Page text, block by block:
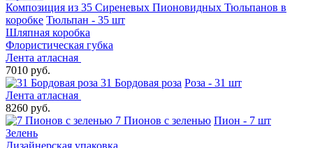
Композиция из 35 Сиреневых Пионовидных Тюльпанов в
коробке Тюльпан - 35 шт
Шляпная коробка
Флористическая губка
Лента атласная
7010 руб.
31 Бордовая роза Роза - 31 шт
Лента атласная
8260 руб.
7 Пионов с зеленью Пион - 7 шт
Зелень
Дизайнерская упаковка